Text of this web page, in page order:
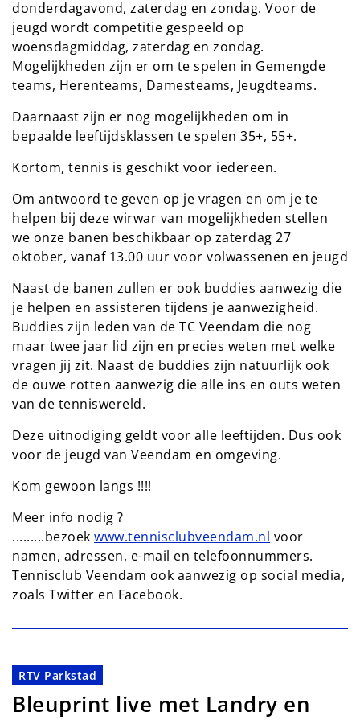
donderdagavond, zaterdag en zondag. Voor de
jeugd wordt competitie gespeeld op
woensdagmiddag, zaterdag en zondag.
Mogelijkheden zijn er om te spelen in Gemengde
teams, Herenteams, Damesteams, Jeugdteams.
Daarnaast zijn er nog mogelijkheden om in
bepaalde leeftijdsklassen te spelen 35+, 55+.
Kortom, tennis is geschikt voor iedereen.
Om antwoord te geven op je vragen en om je te
helpen bij deze wirwar van mogelijkheden stellen
we onze banen beschikbaar op zaterdag 27
oktober, vanaf 13.00 uur voor volwassenen en jeugd
Naast de banen zullen er ook buddies aanwezig die
je helpen en assisteren tijdens je aanwezigheid.
Buddies zijn leden van de TC Veendam die nog
maar twee jaar lid zijn en precies weten met welke
vragen jij zit. Naast de buddies zijn natuurlijk ook
de ouwe rotten aanwezig die alle ins en outs weten
van de tenniswereld.
Deze uitnodiging geldt voor alle leeftijden. Dus ook
voor de jeugd van Veendam en omgeving.
Kom gewoon langs !!!!
Meer info nodig ?
.........bezoek www.tennisclubveendam.nl voor
namen, adressen, e-mail en telefoonnummers.
Tennisclub Veendam ook aanwezig op social media,
zoals Twitter en Facebook.
RTV Parkstad
Bleuprint live met Landry en